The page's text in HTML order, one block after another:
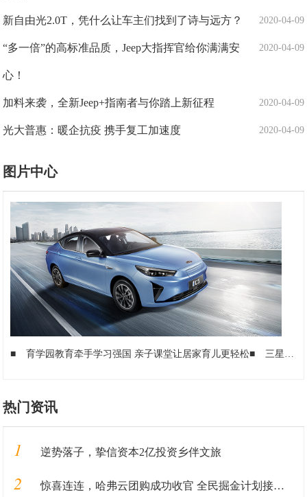
2020-04-09
新自由光2.0T，凭什么让车主们找到了诗与远方？
2020-04-09
“多一倍”的高标准品质，Jeep大指挥官给你满满安
心！
2020-04-09
加料来袭，全新Jeep+指南者与你踏上新征程
2020-04-09
光大普惠：暖企抗疫 携手复工加速度
图片中心
■ 育学园教育牵手学习强国 亲子课堂让居家育儿更轻松■ 三星 Galaxy Tab S6 Lite 平板曝光：边框较厚，支持 S Pen
热门资讯
1 逆势落子，挚信资本2亿投资乡伴文旅
2 惊喜连连，哈弗云团购成功收官 全民掘金计划接踵而至